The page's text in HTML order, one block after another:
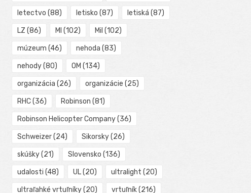
letectvo (88) letisko (87) letiská (87)
LZ (86) MI (102) Mil (102)
múzeum (46) nehoda (83)
nehody(80) OM (134)
organizácia (26) organizácie (25)
RHC(36) Robinson (81)
Robinson Helicopter Company(36)
Schweizer(24) Sikorsky(26)
skúšky(21) Slovensko (136)
udalosti (48) UL(20) ultralight (20)
ultraľahké vrtuľníky(20) vrtuľník(216)